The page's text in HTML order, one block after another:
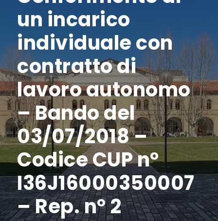
un incarico
individuale con
contratto di
lavoro autonomo
– Bando del
03/07/2018 –
Codice CUP n°
I36J16000350007
– Rep. n° 2